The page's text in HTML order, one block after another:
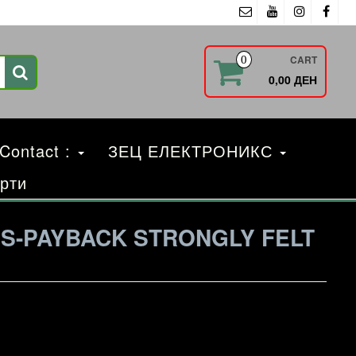
0 CART
0,00 ДЕН
:
ЗЕЦ ЕЛЕКТРОНИКС
PAYBACK STRONGLY FELT